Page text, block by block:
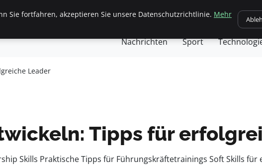
& Immobilien Frauen / Mode Geschäft Gesundheit
Nachrichten Sport
Leader
Tipps für
Skills Praktische Tipps für Führungskräftetrainings Soft Skills für
Sie fortfahren, akzeptieren Sie unsere Datenschutzrichtlinie. Mehr